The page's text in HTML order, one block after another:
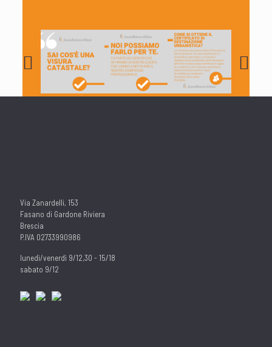
Via Zanardelli, 153
Fasano di Gardone Riviera
Brescia
P.IVA 02733990986
lunedì/venerdì 9/12,30 - 15/18
sabato 9/12